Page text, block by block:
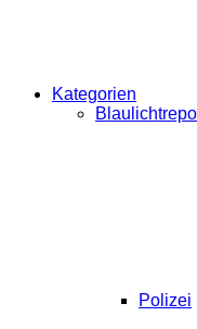
Kategorien
Polizei